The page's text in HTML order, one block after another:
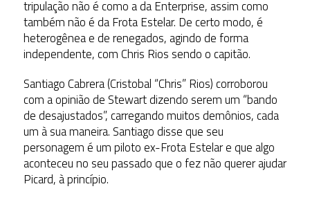
tripulação não é como a da Enterprise, assim como
também não é da Frota Estelar. De certo modo, é
heterogênea e de renegados, agindo de forma
independente, com Chris Rios sendo o capitão.
Santiago Cabrera (Cristobal “Chris” Rios) corroborou
com a opinião de Stewart dizendo serem um “bando
de desajustados”, carregando muitos demônios, cada
um à sua maneira. Santiago disse que seu
personagem é um piloto ex-Frota Estelar e que algo
aconteceu no seu passado que o fez não querer ajudar
Picard, à princípio.